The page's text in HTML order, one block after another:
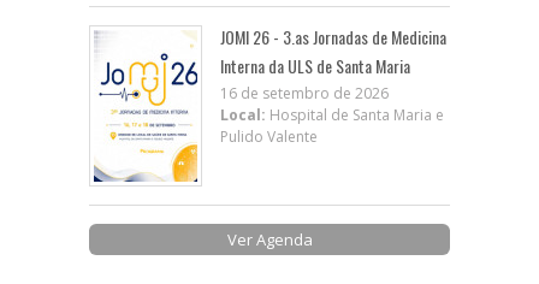
JOMI 26 - 3.as Jornadas de Medicina
Interna da ULS de Santa Maria
16 de setembro de 2026
Local: Hospital de Santa Maria e
Pulido Valente
Ver Agenda